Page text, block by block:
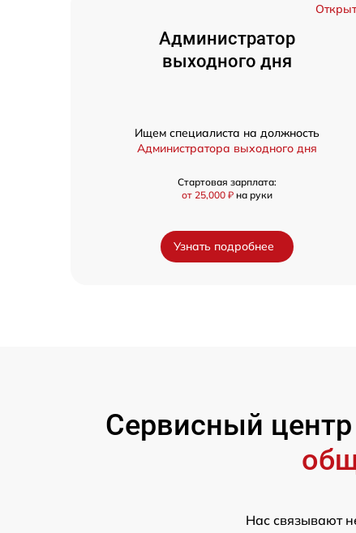
Администратор
выходного дня
Ищем специалиста на должность
Администратора выходного дня
Стартовая зарплата:
от 25,000 ₽ на руки
Узнать подробнее
Сервисный центр
Нас связывают